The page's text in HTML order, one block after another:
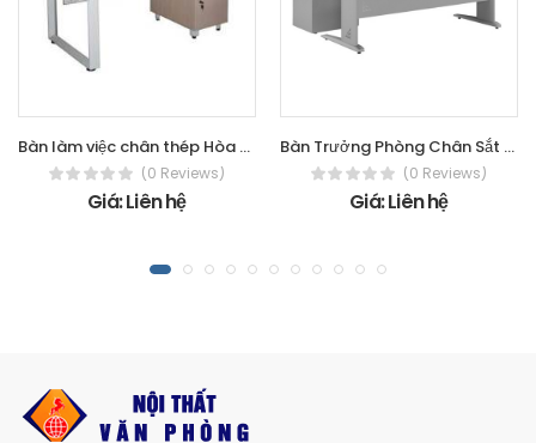
Bàn làm việc chân thép Hòa Phát - The
(0 Reviews)
Giá: Liên hệ
Bàn Trưởng Phòng Chân Sắt HU1612L22
(0 Reviews)
Giá: Liên hệ